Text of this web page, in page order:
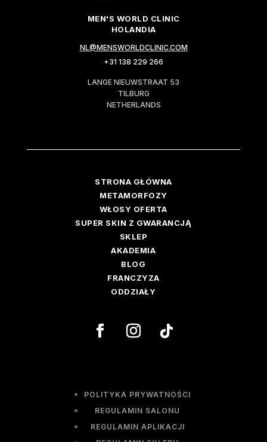
MEN'S WORLD CLINIC
HOLANDIA
NL@MENSWORLDCLINIC.COM
+31 138 229 266
LANGE NIEUWSTRAAT 53
TILBURG
NETHERLANDS
STRONA GŁÓWNA
METAMORFOZY
WŁOSY OFERTA
SUPER SKIN Z GWARANCJĄ
SKLEP
AKADEMIA
BLOG
FRANCZYZA
ODDZIAŁY
POLITYKA PRYWATNOŚCI
REGULAMIN SALONU
REGULAMIN APLIKACJI